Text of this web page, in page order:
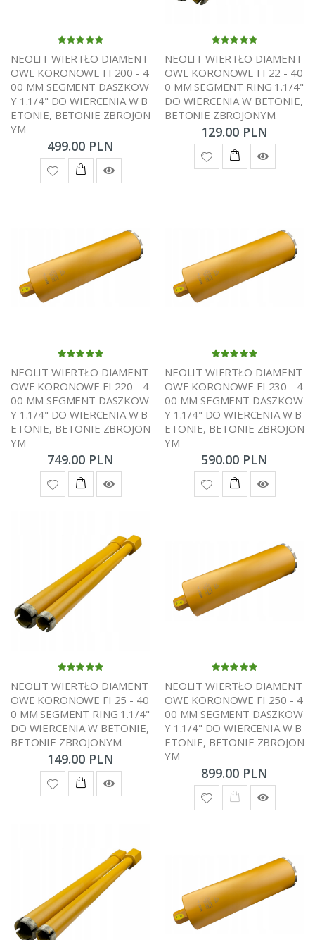
NEOLIT WIERTŁO DIAMENT
OWE KORONOWE FI 200 - 4
00 MM SEGMENT DASZKOW
Y 1.1/4" DO WIERCENIA W B
ETONIE, BETONIE ZBROJON
YM
499.00 PLN
NEOLIT WIERTŁO DIAMENT
OWE KORONOWE FI 22 - 40
0 MM SEGMENT RING 1.1/4"
DO WIERCENIA W BETONIE,
BETONIE ZBROJONYM.
129.00 PLN
NEOLIT WIERTŁO DIAMENT
OWE KORONOWE FI 220 - 4
00 MM SEGMENT DASZKOW
Y 1.1/4" DO WIERCENIA W B
ETONIE, BETONIE ZBROJON
YM
749.00 PLN
NEOLIT WIERTŁO DIAMENT
OWE KORONOWE FI 230 - 4
00 MM SEGMENT DASZKOW
Y 1.1/4" DO WIERCENIA W B
ETONIE, BETONIE ZBROJON
YM
590.00 PLN
NEOLIT WIERTŁO DIAMENT
OWE KORONOWE FI 25 - 40
0 MM SEGMENT RING 1.1/4"
DO WIERCENIA W BETONIE,
BETONIE ZBROJONYM.
149.00 PLN
NEOLIT WIERTŁO DIAMENT
OWE KORONOWE FI 250 - 4
00 MM SEGMENT DASZKOW
Y 1.1/4" DO WIERCENIA W B
ETONIE, BETONIE ZBROJON
YM
899.00 PLN